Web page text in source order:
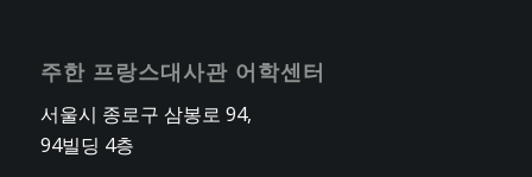
주한 프랑스대사관 어학센터
서울시 종로구 삼봉로 94,
94빌딩 4층